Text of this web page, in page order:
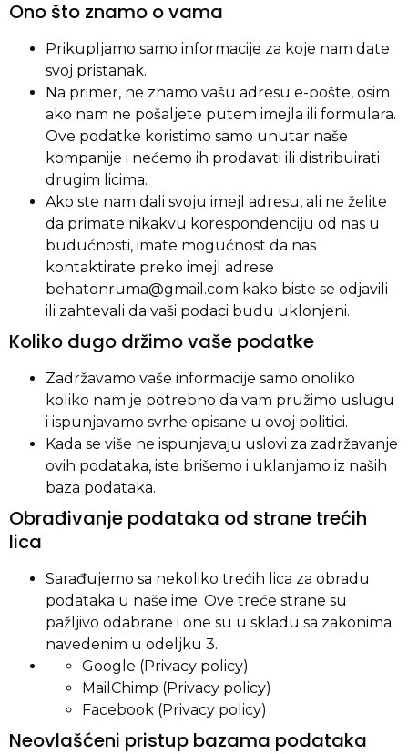
Ono što znamo o vama
Prikupljamo samo informacije za koje nam date
svoj pristanak.
Na primer, ne znamo vašu adresu e-pošte, osim
ako nam ne pošaljete putem imejla ili formulara.
Ove podatke koristimo samo unutar naše
kompanije i nećemo ih prodavati ili distribuirati
drugim licima.
Ako ste nam dali svoju imejl adresu, ali ne želite
da primate nikakvu korespondenciju od nas u
budućnosti, imate mogućnost da nas
kontaktirate preko imejl adrese
behatonruma@gmail.com kako biste se odjavili
ili zahtevali da vaši podaci budu uklonjeni.
Koliko dugo držimo vaše podatke
Zadržavamo vaše informacije samo onoliko
koliko nam je potrebno da vam pružimo uslugu
i ispunjavamo svrhe opisane u ovoj politici.
Kada se više ne ispunjavaju uslovi za zadržavanje
ovih podataka, iste brišemo i uklanjamo iz naših
baza podataka.
Obrađivanje podataka od strane trećih
lica
Sarađujemo sa nekoliko trećih lica za obradu
podataka u naše ime. Ove treće strane su
pažljivo odabrane i one su u skladu sa zakonima
navedenim u odeljku 3.
Google (Privacy policy)
MailChimp (Privacy policy)
Facebook (Privacy policy)
Neovlašćeni pristup bazama podataka